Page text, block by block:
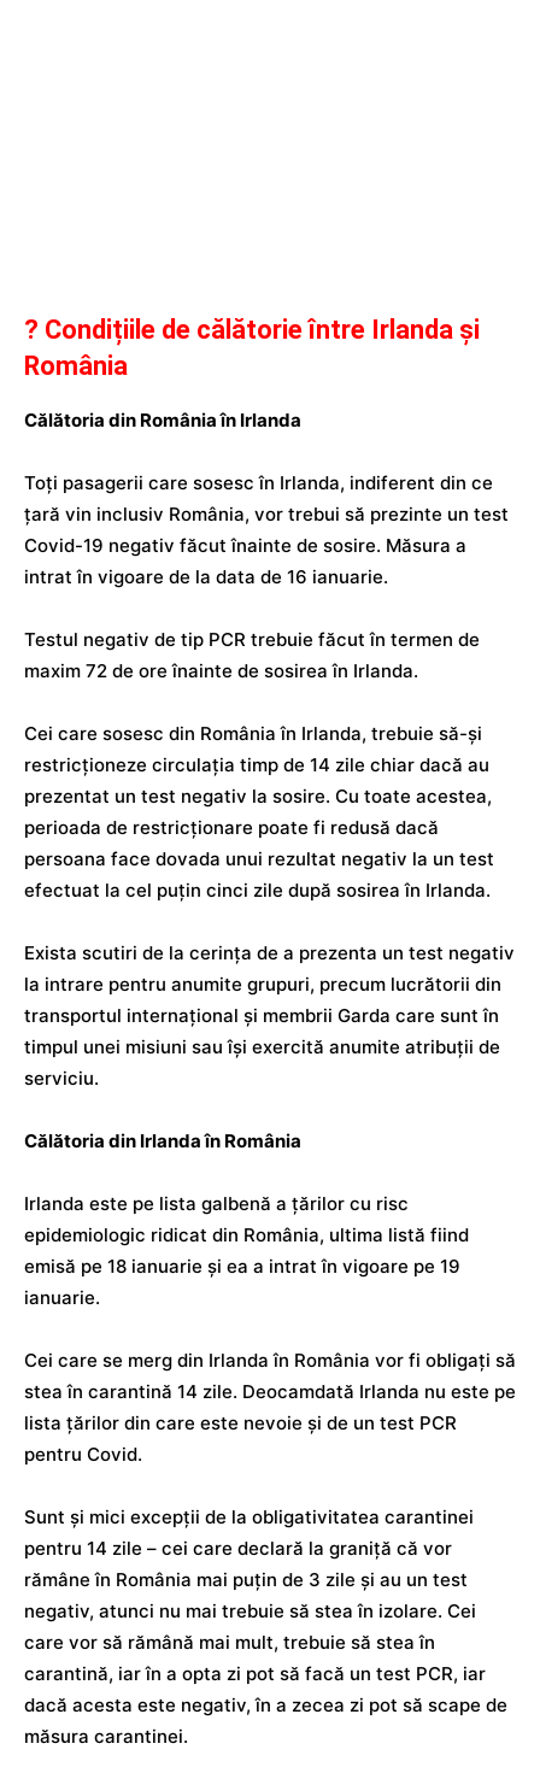
? Condițiile de călătorie între Irlanda și
România
Călătoria din România în Irlanda
Toți pasagerii care sosesc în Irlanda, indiferent din ce
țară vin inclusiv România, vor trebui să prezinte un test
Covid-19 negativ făcut înainte de sosire. Măsura a
intrat în vigoare de la data de 16 ianuarie.
Testul negativ de tip PCR trebuie făcut în termen de
maxim 72 de ore înainte de sosirea în Irlanda.
Cei care sosesc din România în Irlanda, trebuie să-și
restricționeze circulația timp de 14 zile chiar dacă au
prezentat un test negativ la sosire. Cu toate acestea,
perioada de restricționare poate fi redusă dacă
persoana face dovada unui rezultat negativ la un test
efectuat la cel puțin cinci zile după sosirea în Irlanda.
Exista scutiri de la cerința de a prezenta un test negativ
la intrare pentru anumite grupuri, precum lucrătorii din
transportul internațional și membrii Garda care sunt în
timpul unei misiuni sau își exercită anumite atribuții de
serviciu.
Călătoria din Irlanda în România
Irlanda este pe lista galbenă a țărilor cu risc
epidemiologic ridicat din România, ultima listă fiind
emisă pe 18 ianuarie și ea a intrat în vigoare pe 19
ianuarie.
Cei care se merg din Irlanda în România vor fi obligați să
stea în carantină 14 zile. Deocamdată Irlanda nu este pe
lista țărilor din care este nevoie și de un test PCR
pentru Covid.
Sunt și mici excepții de la obligativitatea carantinei
pentru 14 zile – cei care declară la graniță că vor
rămâne în România mai puțin de 3 zile și au un test
negativ, atunci nu mai trebuie să stea în izolare. Cei
care vor să rămână mai mult, trebuie să stea în
carantină, iar în a opta zi pot să facă un test PCR, iar
dacă acesta este negativ, în a zecea zi pot să scape de
măsura carantinei.